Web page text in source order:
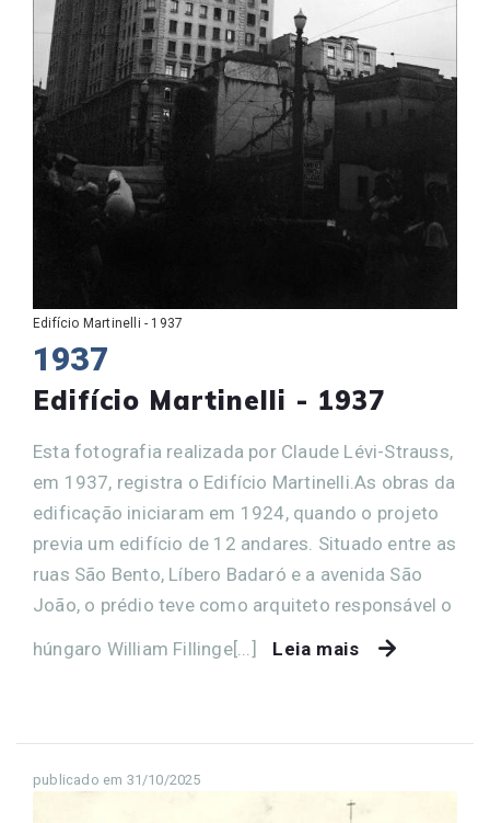
Edifício Martinelli - 1937
1937
Edifício Martinelli - 1937
Esta fotografia realizada por Claude Lévi-Strauss,
em 1937, registra o Edifício Martinelli.As obras da
edificação iniciaram em 1924, quando o projeto
previa um edifício de 12 andares. Situado entre as
ruas São Bento, Líbero Badaró e a avenida São
João, o prédio teve como arquiteto responsável o
húngaro William Fillinge[...]
Leia mais
publicado em 31/10/2025